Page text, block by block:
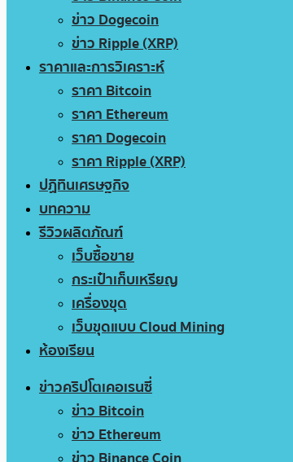
ข่าว Dogecoin
ข่าว Ripple (XRP)
ราคาและการวิเคราะห์
ราคา Bitcoin
ราคา Ethereum
ราคา Dogecoin
ราคา Ripple (XRP)
ปฏิทินเศรษฐกิจ
บทความ
รีวิวผลิตภัณฑ์
เว็บซื้อขาย
กระเป๋าเก็บเหรียญ
เครื่องขุด
เว็บขุดแบบ Cloud Mining
ห้องเรียน
ข่าวคริปโตเคอเรนซี่
ข่าว Bitcoin
ข่าว Ethereum